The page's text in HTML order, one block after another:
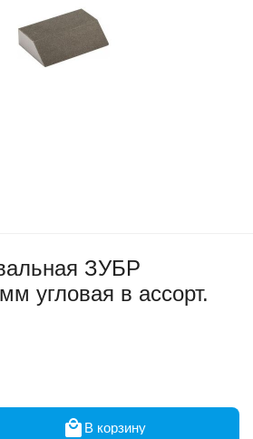
ЗУБР
угловая в ассорт.
В корзину